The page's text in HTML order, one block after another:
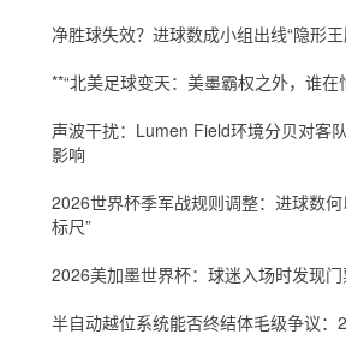
净胜球失效？进球数成小组出线“隐形王
**“北美足球变天：美墨霸权之外，谁在
声波干扰：Lumen Field环境分贝对客
影响
2026世界杯季军战规则调整：进球数何
标尺”
2026美加墨世界杯：球迷入场时发现
半自动越位系统能否终结体毛级争议：